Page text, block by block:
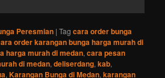
Peresmian |Tag cara order bunga
order karangan bunga harga murah di
harga murah di medan,cara pesan
di medan,deliserdang,kab,
,Karangan Bunga di Medan,karangan